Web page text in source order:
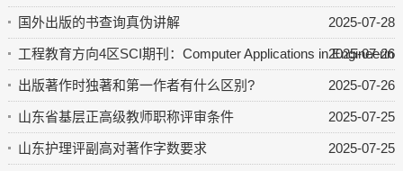
2025-07-28
国外出版的书查询真伪讲解
2025-07-26
工程教育方向4区SCI期刊：Computer Applications in
2025-07-26
出版著作时独著和第一作者有什么区别?
2025-07-25
山东省基层正高级教师职称评审条件
2025-07-25
山东护理评副高对著作字数要求